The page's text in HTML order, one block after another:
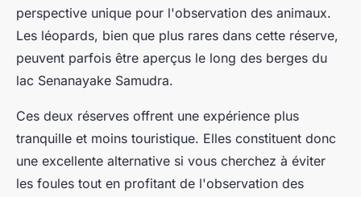
perspective unique pour l'observation des animaux.
Les léopards, bien que plus rares dans cette réserve,
peuvent parfois être aperçus le long des berges du
lac Senanayake Samudra.
Ces deux réserves offrent une expérience plus
tranquille et moins touristique. Elles constituent donc
une excellente alternative si vous cherchez à éviter
les foules tout en profitant de l'observation des